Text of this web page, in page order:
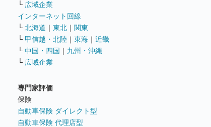
└ 広域企業
インターネット回線
└ 北海道 ｜ 東北 ｜ 関東
└ 甲信越・北陸 ｜ 東海 ｜ 近畿
└ 中国・四国 ｜ 九州・沖縄
└ 広域企業
専門家評価
保険
自動車保険 ダイレクト型
自動車保険 代理店型